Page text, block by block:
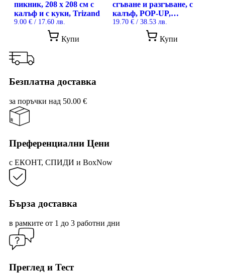
пикник, 208 x 208 см с
калъф и с куки, Trizand
9.00 € / 17.60 лв.
Купи
сгъване и разгъване, с
калъф, POP-UP,
TRIZAND, 145x100x70 см
19.70 € / 38.53 лв.
Купи
Безплатна доставка
за поръчки над 50.00 €
Преференциални Цени
с ЕКОНТ, СПИДИ и BoxNow
Бърза доставка
в рамките от 1 до 3 работни дни
Преглед и Тест